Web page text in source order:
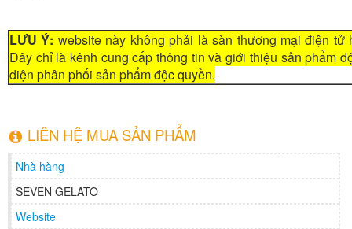
LƯU Ý: website này không phải là sàn thương mại điện tử
Đây chỉ là kênh cung cấp thông tin và giới thiệu sản phẩm
diện phân phối sản phẩm độc quyền.
LIÊN HỆ MUA SẢN PHẨM
Nhà hàng
SEVEN GELATO
Website